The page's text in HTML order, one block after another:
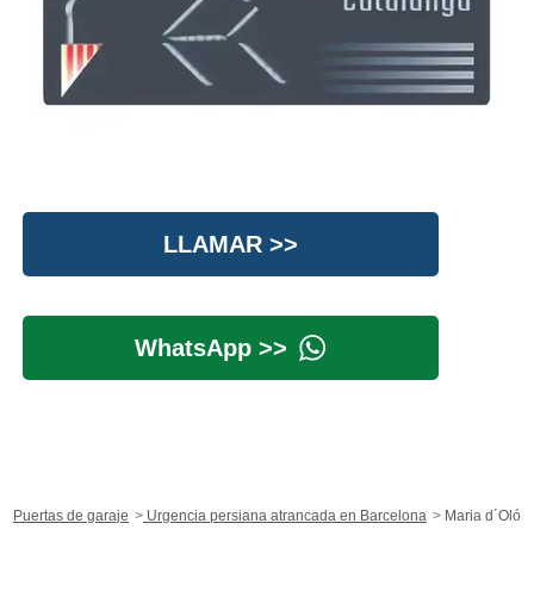
LLAMAR >>
WhatsApp >>
Puertas de garaje Urgencia persiana atrancada en Barcelona Maria d´Oló